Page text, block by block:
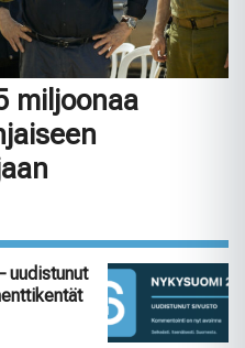
miljoonaa
uudistunut